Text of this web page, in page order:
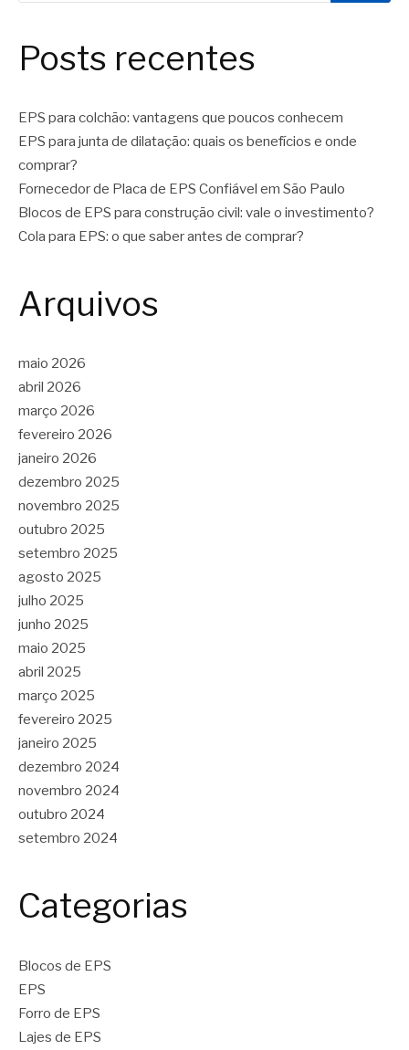
Posts recentes
EPS para colchão: vantagens que poucos conhecem
EPS para junta de dilatação: quais os benefícios e onde
comprar?
Fornecedor de Placa de EPS Confiável em São Paulo
Blocos de EPS para construção civil: vale o investimento?
Cola para EPS: o que saber antes de comprar?
Arquivos
maio 2026
abril 2026
março 2026
fevereiro 2026
janeiro 2026
dezembro 2025
novembro 2025
outubro 2025
setembro 2025
agosto 2025
julho 2025
junho 2025
maio 2025
abril 2025
março 2025
fevereiro 2025
janeiro 2025
dezembro 2024
novembro 2024
outubro 2024
setembro 2024
Categorias
Blocos de EPS
EPS
Forro de EPS
Lajes de EPS